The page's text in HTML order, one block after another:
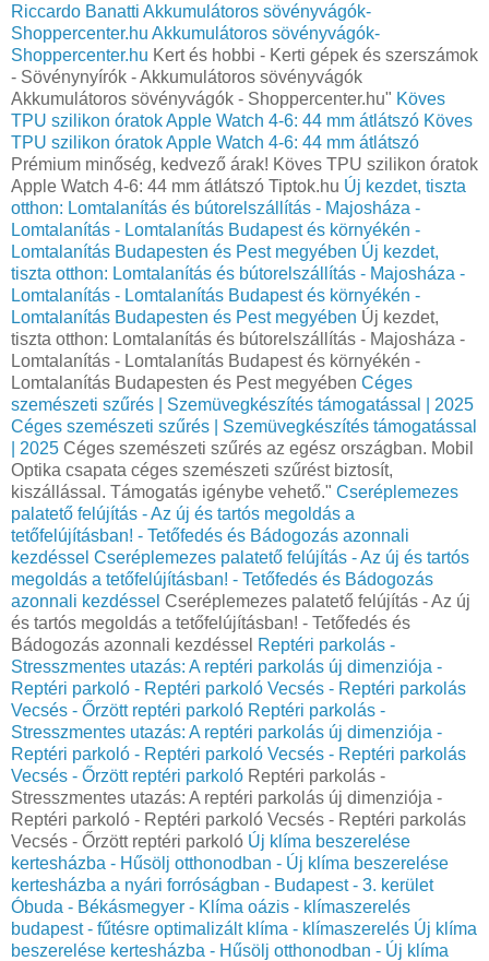
Riccardo Banatti Akkumulátoros sövényvágók-
Shoppercenter.hu Akkumulátoros sövényvágók-
Shoppercenter.hu Kert és hobbi - Kerti gépek és szerszámok
- Sövénynyírók - Akkumulátoros sövényvágók
Akkumulátoros sövényvágók - Shoppercenter.hu" Köves
TPU szilikon óratok Apple Watch 4-6: 44 mm átlátszó Köves
TPU szilikon óratok Apple Watch 4-6: 44 mm átlátszó
Prémium minőség, kedvező árak! Köves TPU szilikon óratok
Apple Watch 4-6: 44 mm átlátszó Tiptok.hu Új kezdet, tiszta
otthon: Lomtalanítás és bútorelszállítás - Majosháza -
Lomtalanítás - Lomtalanítás Budapest és környékén -
Lomtalanítás Budapesten és Pest megyében Új kezdet,
tiszta otthon: Lomtalanítás és bútorelszállítás - Majosháza -
Lomtalanítás - Lomtalanítás Budapest és környékén -
Lomtalanítás Budapesten és Pest megyében Új kezdet,
tiszta otthon: Lomtalanítás és bútorelszállítás - Majosháza -
Lomtalanítás - Lomtalanítás Budapest és környékén -
Lomtalanítás Budapesten és Pest megyében Céges
szemészeti szűrés | Szemüvegkészítés támogatással | 2025
Céges szemészeti szűrés | Szemüvegkészítés támogatással
| 2025 Céges szemészeti szűrés az egész országban. Mobil
Optika csapata céges szemészeti szűrést biztosít,
kiszállással. Támogatás igénybe vehető." Cseréplemezes
palatető felújítás - Az új és tartós megoldás a
tetőfelújításban! - Tetőfedés és Bádogozás azonnali
kezdéssel Cseréplemezes palatető felújítás - Az új és tartós
megoldás a tetőfelújításban! - Tetőfedés és Bádogozás
azonnali kezdéssel Cseréplemezes palatető felújítás - Az új
és tartós megoldás a tetőfelújításban! - Tetőfedés és
Bádogozás azonnali kezdéssel Reptéri parkolás -
Stresszmentes utazás: A reptéri parkolás új dimenziója -
Reptéri parkoló - Reptéri parkoló Vecsés - Reptéri parkolás
Vecsés - Őrzött reptéri parkoló Reptéri parkolás -
Stresszmentes utazás: A reptéri parkolás új dimenziója -
Reptéri parkoló - Reptéri parkoló Vecsés - Reptéri parkolás
Vecsés - Őrzött reptéri parkoló Reptéri parkolás -
Stresszmentes utazás: A reptéri parkolás új dimenziója -
Reptéri parkoló - Reptéri parkoló Vecsés - Reptéri parkolás
Vecsés - Őrzött reptéri parkoló Új klíma beszerelése
kertesházba - Hűsölj otthonodban - Új klíma beszerelése
kertesházba a nyári forróságban - Budapest - 3. kerület
Óbuda - Békásmegyer - Klíma oázis - klímaszerelés
budapest - fűtésre optimalizált klíma - klímaszerelés Új klíma
beszerelése kertesházba - Hűsölj otthonodban - Új klíma